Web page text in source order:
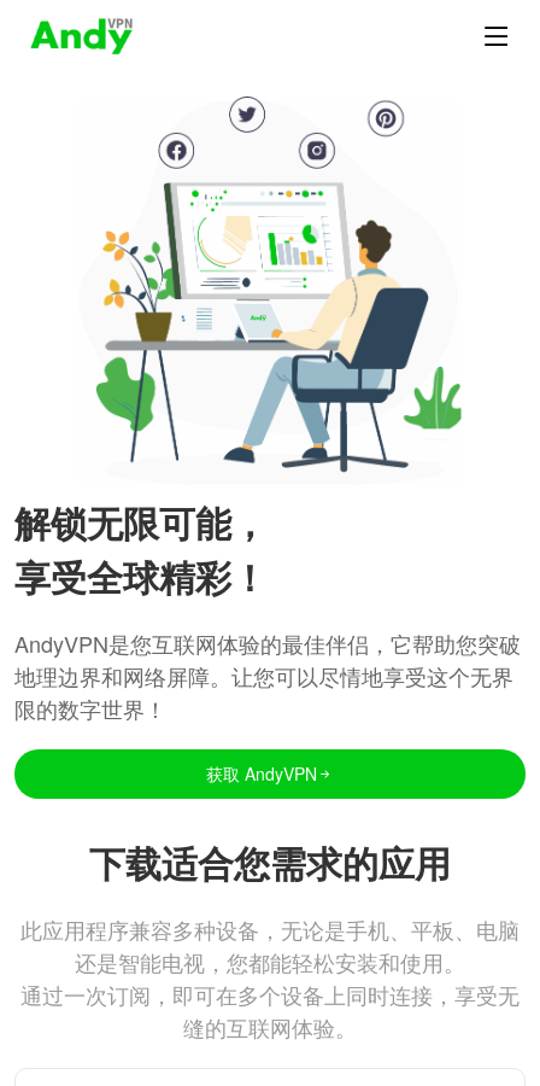
解锁无限可能，
享受全球精彩！
AndyVPN是您互联网体验的最佳伴侣，它帮助您突破
地理边界和网络屏障。让您可以尽情地享受这个无界
限的数字世界！
获取 AndyVPN
下载适合您需求的应用
此应用程序兼容多种设备，无论是手机、平板、电脑
还是智能电视，您都能轻松安装和使用。
通过一次订阅，即可在多个设备上同时连接，享受无
缝的互联网体验。